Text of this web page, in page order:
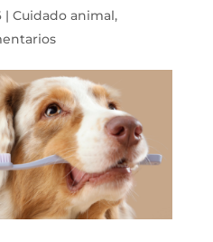
| Cuidado animal,